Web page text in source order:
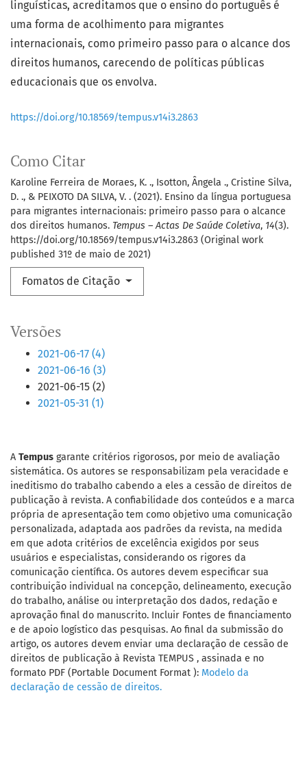
Versões
2021-06-17 (4)
2021-06-16 (3)
2021-06-15 (2)
2021-05-31 (1)
Como Citar
Karoline Ferreira de Moraes, K. ., Isotton, Ângela ., Cristine Silva,
D. ., & PEIXOTO DA SILVA, V. . (2021). Ensino da língua portuguesa
para migrantes internacionais: primeiro passo para o alcance
dos direitos humanos. Tempus – Actas De Saúde Coletiva, 14(3).
https://doi.org/10.18569/tempus.v14i3.2863 (Original work
published 31º de maio de 2021)
Fomatos de Citação
linguísticas, acreditamos que o ensino do português é
uma forma de acolhimento para migrantes
internacionais, como primeiro passo para o alcance dos
direitos humanos, carecendo de políticas públicas
educacionais que os envolva.
https://doi.org/10.18569/tempus.v14i3.2863
A Tempus garante critérios rigorosos, por meio de avaliação
sistemática. Os autores se responsabilizam pela veracidade e
ineditismo do trabalho cabendo a eles a cessão de direitos de
publicação à revista. A confiabilidade dos conteúdos e a marca
própria de apresentação tem como objetivo uma comunicação
personalizada, adaptada aos padrões da revista, na medida
em que adota critérios de excelência exigidos por seus
usuários e especialistas, considerando os rigores da
comunicação científica. Os autores devem especificar sua
contribuição individual na concepção, delineamento, execução
do trabalho, análise ou interpretação dos dados, redação e
aprovação final do manuscrito. Incluir Fontes de financiamento
e de apoio logístico das pesquisas. Ao final da submissão do
artigo, os autores devem enviar uma declaração de cessão de
direitos de publicação à Revista TEMPUS , assinada e no
formato PDF (Portable Document Format ): Modelo da
declaração de cessão de direitos.